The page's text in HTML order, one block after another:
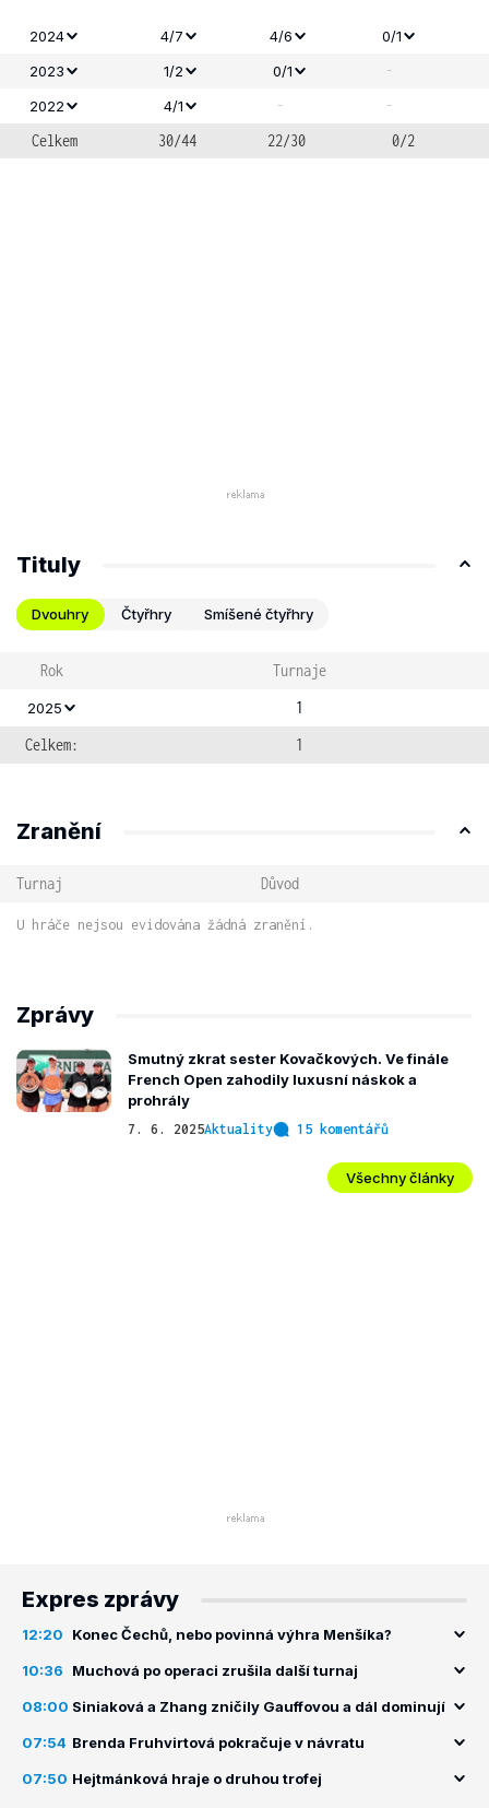
2024 4/7 4/6
0/1
2023
1/2 0/1 -
2022 4/1 -
-
Celkem
30/44 22/30 0/2
Tituly
Dvouhry Čtyřhry Smíšené čtyřhry
Rok Turnaje
2025
1
Celkem:
1
Zranění
Turnaj Důvod
U hráče nejsou evidována žádná zranění.
Zprávy
Smutný zkrat sester Kovačkových. Ve finále
French Open zahodily luxusní náskok a
prohrály
7. 6. 2025Aktuality 15 komentářů
Všechny články
Expres zprávy
12:20 Konec Čechů, nebo povinná výhra Menšíka?
10:36 Muchová po operaci zrušila další turnaj
08:00 Siniaková a Zhang zničily Gauffovou a dál dominují
07:54 Brenda Fruhvirtová pokračuje v návratu
07:50 Hejtmánková hraje o druhou trofej